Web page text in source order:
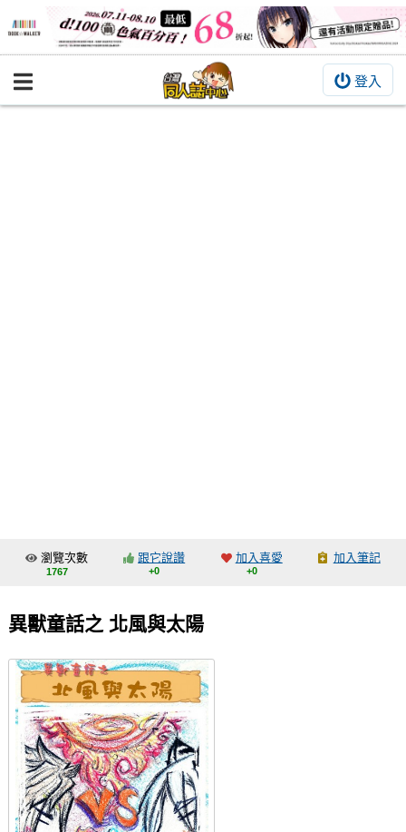
登入
BOOKY書集倉庫
交流中心
會員功能選單
會員中心
註冊會員
登入
瀏覽次數
1767
跟它說讚
+0
加入喜愛
+0
加入筆記
異獸童話之 北風與太陽